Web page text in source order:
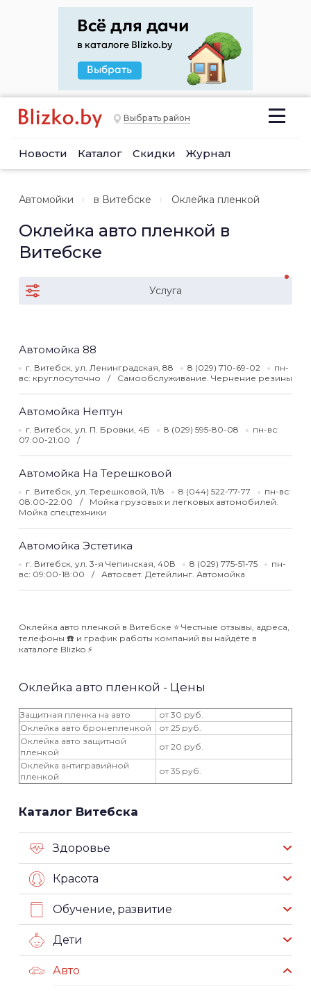
Выбрать район
Новости Каталог Скидки Журнал
Автомойки в Витебске Оклейка пленкой
Оклейка авто пленкой в
Витебске
Услуга
Автомойка 88
г. Витебск, ул. Ленинградская, 88 8 (029) 710-69-02
пн-
вс: круглосуточно
Самообслуживание. Чернение резины
Автомойка Нептун
г. Витебск, ул. П. Бровки, 4Б 8 (029) 595-80-08
пн-вс:
07:00-21:00
Автомойка На Терешковой
г. Витебск, ул. Терешковой, 11/8 8 (044) 522-77-77
пн-вс:
08:00-22:00
Мойка грузовых и легковых автомобилей.
Мойка спецтехники
Автомойка Эстетика
г. Витебск, ул. 3-я Чепинская, 40В 8 (029) 775-51-75
пн-
вс: 09:00-18:00
Автосвет. Детейлинг. Автомойка
Оклейка авто пленкой в Витебске ⭐️ Честные отзывы, адреса,
телефоны ☎️ и график работы компаний вы найдёте в
каталоге Blizko ⚡️
Оклейка авто пленкой - Цены
Защитная пленка на авто
от 30 руб.
Оклейка авто бронепленкой
от 25 руб.
Оклейка авто защитной
пленкой
от 20 руб.
Оклейка антигравийной
пленкой
от 35 руб.
Каталог Витебска
Здоровье
Красота
Обучение, развитие
Дети
Авто